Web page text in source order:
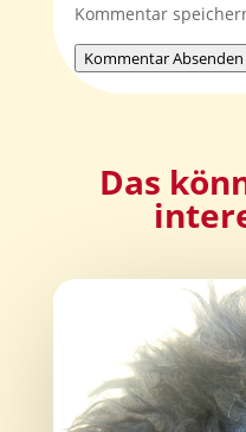
Kommentar
Kommentar Absenden
Das